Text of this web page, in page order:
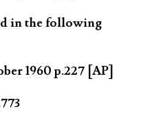
in the following
1960 p.227 [AP]